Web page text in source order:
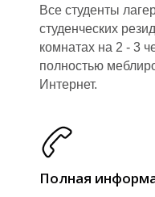
Все студенты
студенческих
комнатах на 2 - 3
полностью
Интернет.
Полная